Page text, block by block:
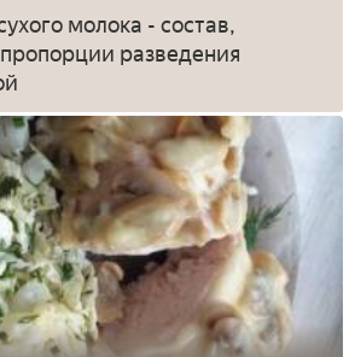
молока - состав,
разведения